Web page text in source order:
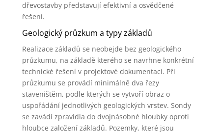
dřevostavby představují efektivní a osvědčené
řešení.
Geologický průzkum a typy základů
Realizace základů se neobejde bez geologického
průzkumu, na základě kterého se navrhne konkrétní
technické řešení v projektové dokumentaci. Při
průzkumu se provádí minimálně dva řezy
staveništěm, podle kterých se vytvoří obraz o
uspořádání jednotlivých geologických vrstev. Sondy
se zavádí zpravidla do dvojnásobné hloubky oproti
hloubce založení základů. Pozemky, které jsou